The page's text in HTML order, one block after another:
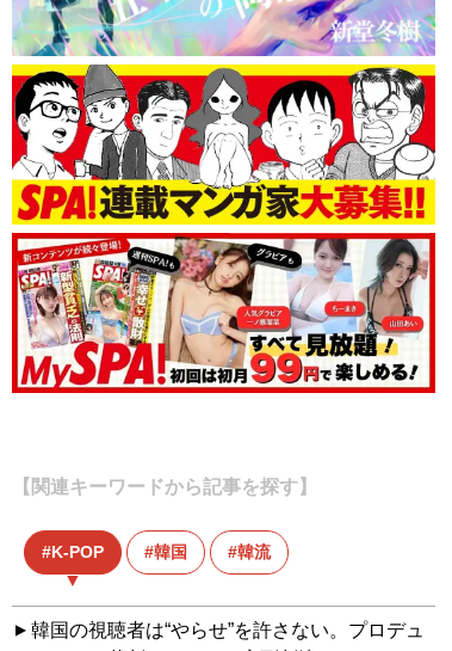
【関連キーワードから記事を探す】
K-POP 韓国 韓流
韓国の視聴者は“やらせ”を許さない。プロデュ